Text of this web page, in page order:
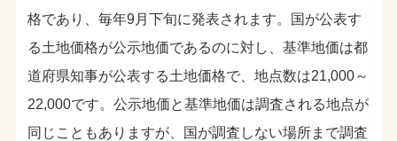
格であり、毎年9月下旬に発表されます。国が公表す
る土地価格が公示地価であるのに対し、基準地価は都
道府県知事が公表する土地価格で、地点数は21,000～
22,000です。公示地価と基準地価は調査される地点が
同じこともありますが、国が調査しない場所まで調査